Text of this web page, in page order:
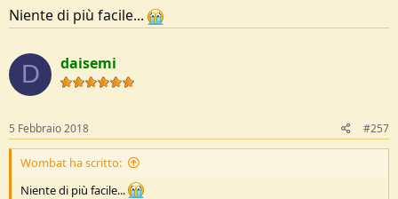
Niente di più facile...
D daisemi
5 Febbraio 2018 #257
Wombat ha scritto:
Niente di più facile...